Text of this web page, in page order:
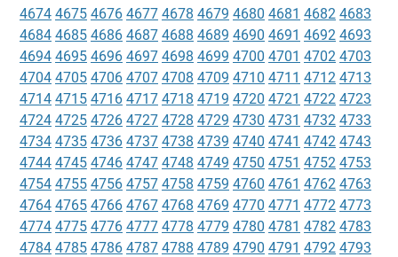
4674 4675 4676 4677 4678 4679 4680 4681 4682 4683
4684 4685 4686 4687 4688 4689 4690 4691 4692 4693
4694 4695 4696 4697 4698 4699 4700 4701 4702 4703
4704 4705 4706 4707 4708 4709 4710 4711 4712 4713
4714 4715 4716 4717 4718 4719 4720 4721 4722 4723
4724 4725 4726 4727 4728 4729 4730 4731 4732 4733
4734 4735 4736 4737 4738 4739 4740 4741 4742 4743
4744 4745 4746 4747 4748 4749 4750 4751 4752 4753
4754 4755 4756 4757 4758 4759 4760 4761 4762 4763
4764 4765 4766 4767 4768 4769 4770 4771 4772 4773
4774 4775 4776 4777 4778 4779 4780 4781 4782 4783
4784 4785 4786 4787 4788 4789 4790 4791 4792 4793